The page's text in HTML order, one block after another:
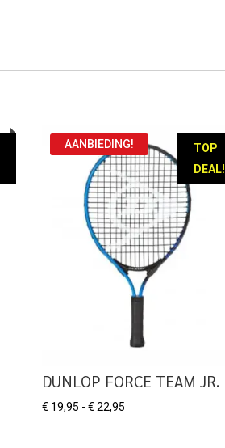
TOP
DEAL!
AANBIEDING!
DUNLOP FORCE TEAM JR.
€ 19,95 - € 22,95